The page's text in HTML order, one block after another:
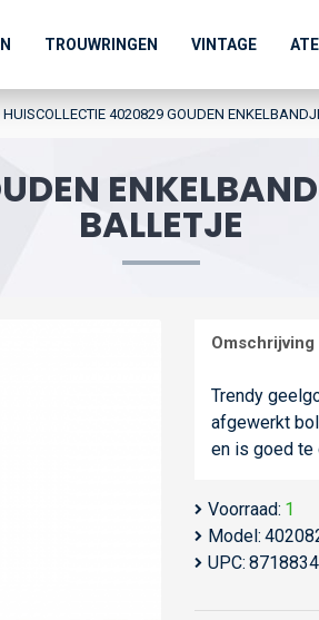
TROUWRINGEN VINTAGE
HUISCOLLECTIE 4020829 GOUDEN
BALLETJE
Omschrijving
Trendy
afgewerkt
en is goed te
Voorraad: 1
Model:
UPC: